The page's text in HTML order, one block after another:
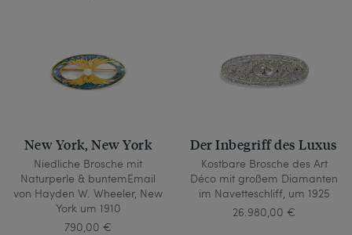
New York, New York
Niedliche Brosche mit
Naturperle & buntemEmail
von Hayden W. Wheeler, New
York um 1910
790,00 €
Der Inbegriff des Luxus
Kostbare Brosche des Art
Déco mit großem Diamanten
im Navetteschliff, um 1925
26.980,00 €